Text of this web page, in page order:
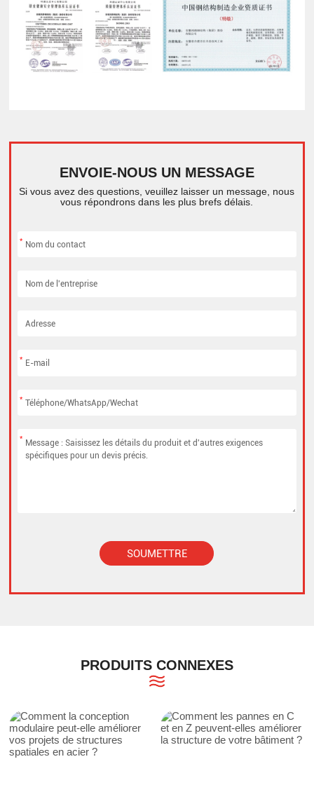
ENVOIE-NOUS UN MESSAGE
Si vous avez des questions, veuillez laisser un message, nous
vous répondrons dans les plus brefs délais.
*
*
*
*
SOUMETTRE
PRODUITS CONNEXES